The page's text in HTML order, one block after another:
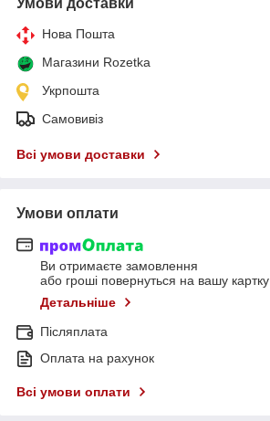
Нова Пошта
Магазини Rozetka
Укрпошта
Самовивіз
Всі умови доставки
Умови оплати
Ви отримаєте замовлення
або гроші повернуться на вашу картку
Детальніше
Післяплата
Оплата на рахунок
Всі умови оплати